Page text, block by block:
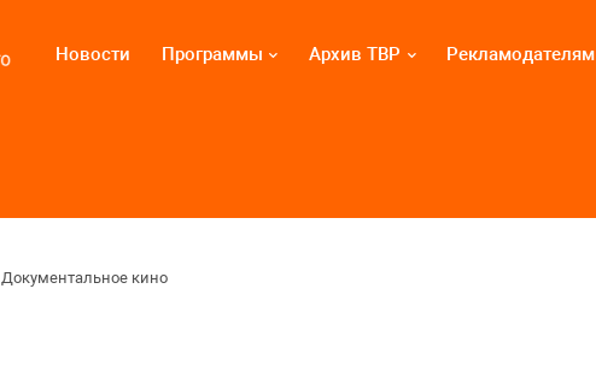
Новости Программы Архив ТВР Рекламодателям
Документальное кино